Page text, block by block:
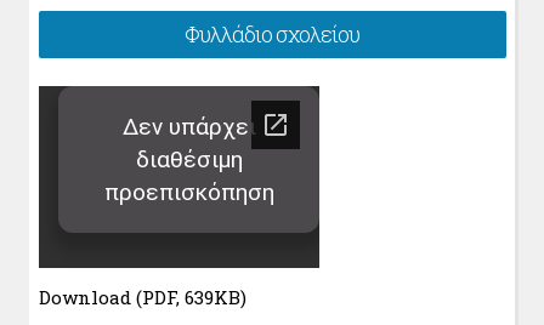
Φυλλάδιο σχολείου
Download (PDF, 639KB)